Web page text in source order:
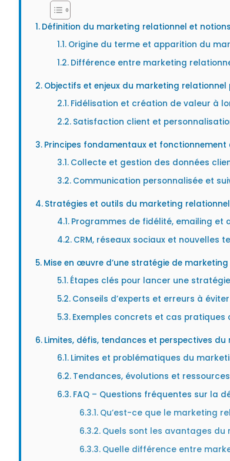
Définition du marketing relationnel et
Origine du terme et apparition du
Différence entre marketing
Objectifs et enjeux du marketing relationnel
Fidélisation et création de valeur à
Satisfaction client et
Principes fondamentaux et
Collecte et gestion des données
Communication personnalisée et
Stratégies et outils du marketing relationnel
Programmes de fidélité, emailing et
CRM, réseaux sociaux et nouvelles
Mise en œuvre d’une stratégie de
Étapes clés pour lancer une
Conseils d’experts et erreurs à éviter
Exemples concrets et cas pratiques
Limites, défis, tendances et perspectives
Limites et problématiques du
Tendances, évolutions et
FAQ – Questions fréquentes sur la
Qu’est-ce que le marketing
Quels sont les avantages du
Quelle différence entre